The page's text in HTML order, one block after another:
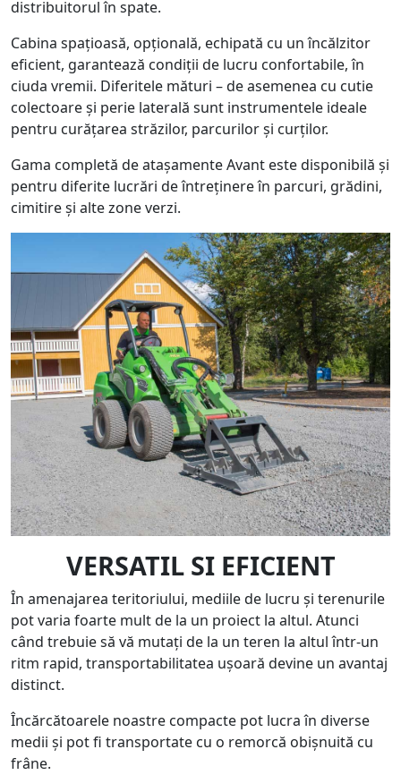
distribuitorul în spate.
Cabina spațioasă, opțională, echipată cu un încălzitor
eficient, garantează condiții de lucru confortabile, în
ciuda vremii. Diferitele mături – de asemenea cu cutie
colectoare și perie laterală sunt instrumentele ideale
pentru curățarea străzilor, parcurilor și curților.
Gama completă de atașamente Avant este disponibilă și
pentru diferite lucrări de întreținere în parcuri, grădini,
cimitire și alte zone verzi.
VERSATIL SI EFICIENT
În amenajarea teritoriului, mediile de lucru și terenurile
pot varia foarte mult de la un proiect la altul. Atunci
când trebuie să vă mutați de la un teren la altul într-un
ritm rapid, transportabilitatea ușoară devine un avantaj
distinct.
Încărcătoarele noastre compacte pot lucra în diverse
medii și pot fi transportate cu o remorcă obișnuită cu
frâne.